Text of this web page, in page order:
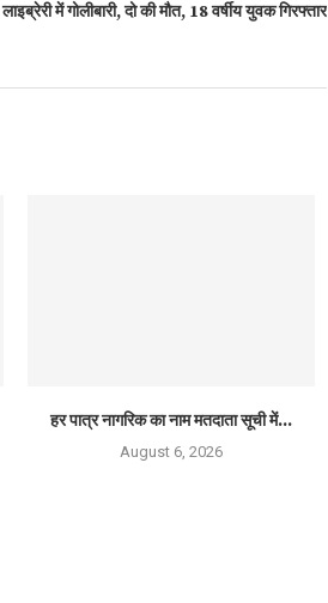
लाइब्रेरी में गोलीबारी, दो की मौत, 18 वर्षीय युवक गिरफ्तार
हर पात्र नागरिक का नाम मतदाता सूची में...
August 6, 2026